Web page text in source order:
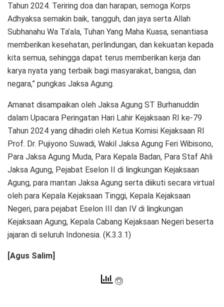
Tahun 2024. Teriring doa dan harapan, semoga Korps
Adhyaksa semakin baik, tangguh, dan jaya serta Allah
Subhanahu Wa Ta’ala, Tuhan Yang Maha Kuasa, senantiasa
memberikan kesehatan, perlindungan, dan kekuatan kepada
kita semua, sehingga dapat terus memberikan kerja dan
karya nyata yang terbaik bagi masyarakat, bangsa, dan
negara,” pungkas Jaksa Agung.
Amanat disampaikan oleh Jaksa Agung ST Burhanuddin
dalam Upacara Peringatan Hari Lahir Kejaksaan RI ke-79
Tahun 2024 yang dihadiri oleh Ketua Komisi Kejaksaan RI
Prof. Dr. Pujiyono Suwadi, Wakil Jaksa Agung Feri Wibisono,
Para Jaksa Agung Muda, Para Kepala Badan, Para Staf Ahli
Jaksa Agung, Pejabat Eselon II di lingkungan Kejaksaan
Agung, para mantan Jaksa Agung serta diikuti secara virtual
oleh para Kepala Kejaksaan Tinggi, Kepala Kejaksaan
Negeri, para pejabat Eselon III dan IV di lingkungan
Kejaksaan Agung, Kepala Cabang Kejaksaan Negeri beserta
jajaran di seluruh Indonesia. (K.3.3.1)
[Agus Salim]